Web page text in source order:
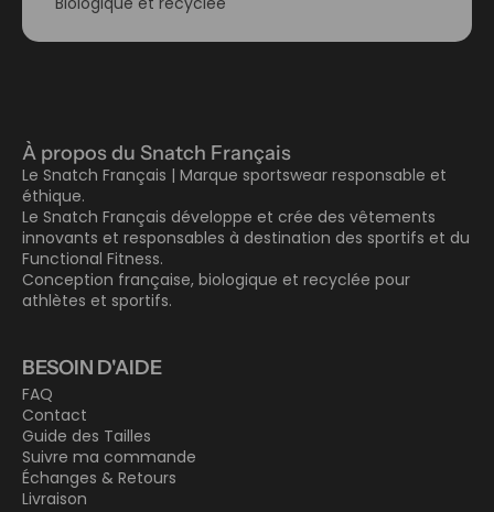
À propos du Snatch Français
Le Snatch Français | Marque sportswear responsable et
éthique.
Le Snatch Français développe et crée des vêtements
innovants et responsables à destination des sportifs et du
Functional Fitness.
Conception française, biologique et recyclée pour
athlètes et sportifs.
BESOIN D'AIDE
FAQ
Contact
Guide des Tailles
Suivre ma commande
Échanges & Retours
Livraison